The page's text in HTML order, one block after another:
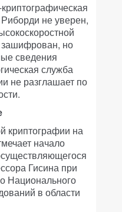
не уверен,
но
сведения
служба
не разглашает по
криптографии на
начало
Гисина при
Национального
в области